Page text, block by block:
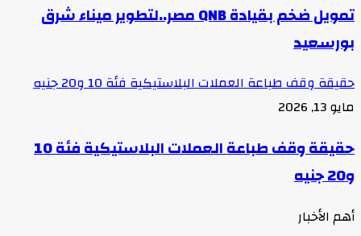
تمويل ضخم بقيادة QNB مصر..لتطوير ميناء شرق
بورسعيد
حقيقة وقف طباعة العملات البلاستيكية فئة 10 و20 جنيه
مايو 13, 2026
حقيقة وقف طباعة العملات البلاستيكية فئة 10
و20 جنيه
أهم الأخبار